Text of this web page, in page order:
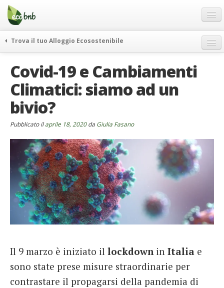
Menu
Salta
contenuto
Offerte Speciali
Regali
FAQ
Chi Siamo
Partner
Contatti
Italiano
German
English
Spanish
Italiano
Trova il tuo Alloggio Ecosostenibile
itinerari
curiosità
vivere e viaggiare verde
rassegna stampa
Covid-19 e Cambiamenti
Climatici: siamo ad un
bivio?
Pubblicato ilaprile 18, 2020da Giulia Fasano
Il 9 marzo è iniziato il lockdown in Italia e
sono state prese misure straordinarie per
contrastare il propagarsi della pandemia di